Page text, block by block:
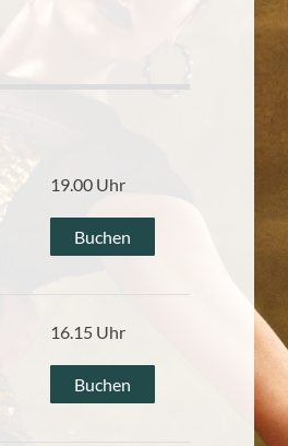
19.00 Uhr
Buchen
16.15 Uhr
Buchen